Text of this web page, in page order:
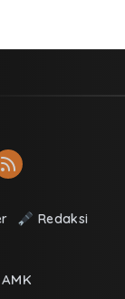
Redaksi
AMK